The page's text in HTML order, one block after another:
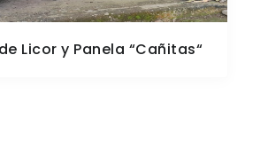
Licor y Panela “Cañitas“